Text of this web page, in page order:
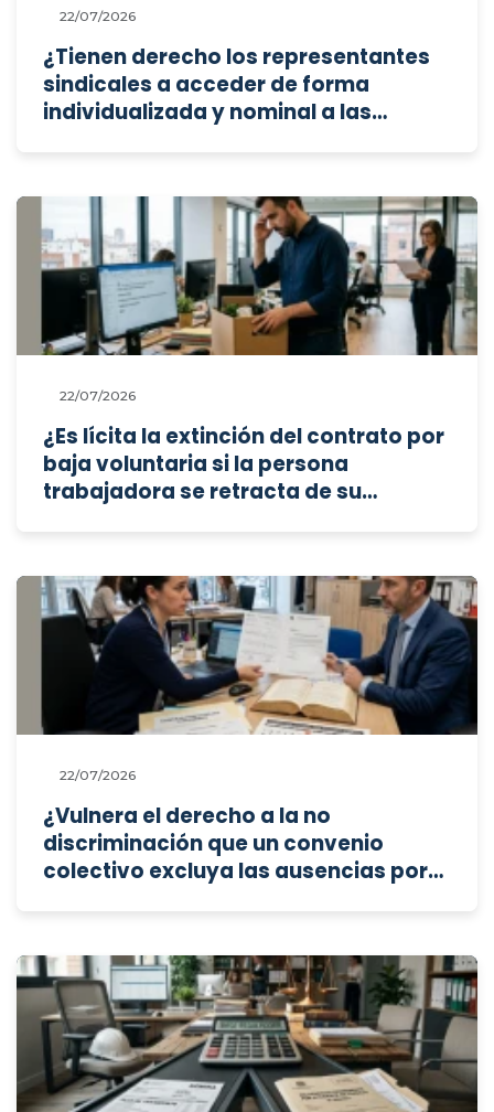
22/07/2026
¿Tienen derecho los representantes
sindicales a acceder de forma
individualizada y nominal a las
complemento de productividad, o
debe limitarse el acceso para
proteger sus datos personales?
22/07/2026
¿Es lícita la extinción del contrato por
baja voluntaria si la persona
trabajadora se retracta de su
perjuicio a la empresa?
22/07/2026
¿Vulnera el derecho a la no
discriminación que un convenio
colectivo excluya las ausencias por
del cómputo de asistencia
ininterrumpida exigido para percibir
un "premio de continuidad"?